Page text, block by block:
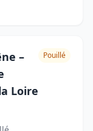
–
Loire
Pouillé